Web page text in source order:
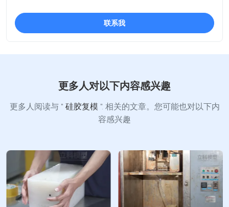
联系我
更多人对以下内容感兴趣
更多人阅读与 " 硅胶复模 ". 相关的文章。您可能也对以下内
容感兴趣